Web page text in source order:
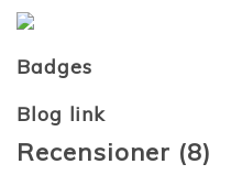
Badges
Blog link
Recensioner (8)